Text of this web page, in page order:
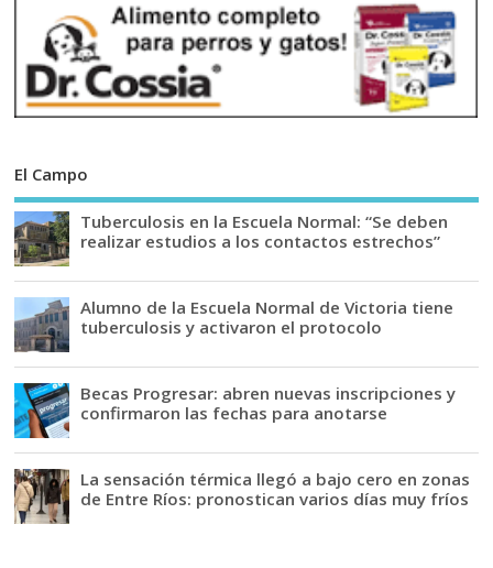
El Campo
Tuberculosis en la Escuela Normal: “Se deben
realizar estudios a los contactos estrechos”
Alumno de la Escuela Normal de Victoria tiene
tuberculosis y activaron el protocolo
Becas Progresar: abren nuevas inscripciones y
confirmaron las fechas para anotarse
La sensación térmica llegó a bajo cero en zonas
de Entre Ríos: pronostican varios días muy fríos